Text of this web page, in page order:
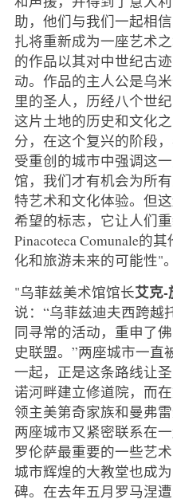
助，他们与我们一起相
扎将重新成为一座艺术
的作品以其对中世纪古
动。作品的主人公是乌
里的圣人，历经八个世
这片土地的历史和文化
分，在这个复兴的阶段
受重创的城市中强调这
馆，我们才有机会为所
特艺术和文化体验。但
希望的标志，它让人们
Pinacoteca Comunale的
化和旅游未来的可能性"。
"乌菲兹美术馆馆长艾克-
说：“乌菲兹迪夫西跨越
同寻常的活动，重申了
史联盟。”两座城市一直
一起，正是这条路线让
诺河畔建立修道院，而
领主美第奇家族和曼弗
两座城市又紧密联系在
罗伦萨最重要的一些艺
城市辉煌的大教堂也成
碑。在去年五月罗马涅